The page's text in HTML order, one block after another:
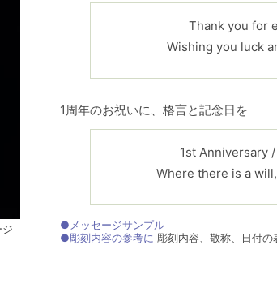
Thank you for
Wishing you luck
1周年のお祝いに、格言と記念日を
1st Anniversary
Where there is a
●メッセージサンプル
●彫刻内容の参考に 彫刻内容、敬称、日付の